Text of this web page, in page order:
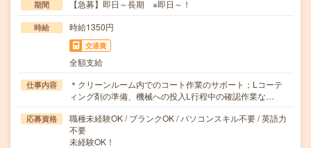
期間 【急募】即日～長期 ※即日～！
時給 時給1350円
交通費
全額支給
仕事内容
＊クリーンルーム内でのコート作業のサポート；Lコーテ
ィング剤の準備、機械への投入L行程中の確認作業な…
応募資格
職種未経験OK / ブランクOK / パソコンスキル不要 / 英語力
不要
未経験OK！